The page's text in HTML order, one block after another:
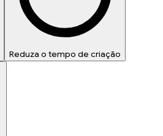
Reduza o tempo de criação